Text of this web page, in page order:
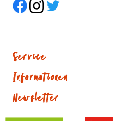
Service
Informationen
Newsletter